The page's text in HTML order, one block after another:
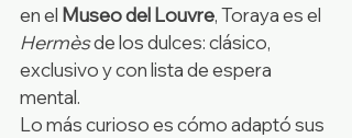
en el Museo del Louvre, Toraya es el
Hermès de los dulces: clásico,
exclusivo y con lista de espera
mental.
Lo más curioso es cómo adaptó sus